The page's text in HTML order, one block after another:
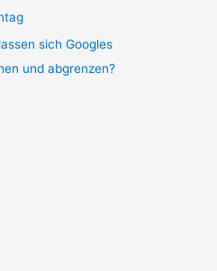
sich Googles
und abgrenzen?